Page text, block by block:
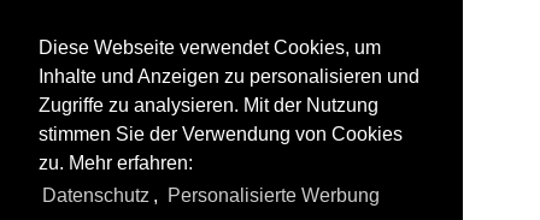
Diese Webseite verwendet Cookies, um
Inhalte und Anzeigen zu personalisieren und
Zugriffe zu analysieren. Mit der Nutzung
stimmen Sie der Verwendung von Cookies
zu. Mehr erfahren:
Datenschutz , Personalisierte Werbung